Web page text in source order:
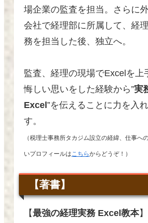
場企業の監査を担当。さらに
会社で経理部に所属して、経
務を担当した後、独立へ。
監査、経理の現場でExcelを上
悔しい思いをした経験から”実
Excel ”を伝えることに力を入
す。
（税理士事務所タカジム設立の経緯、仕事へ
いプロフィールはこちらからどうぞ！）
【著書】
【最強の経理実務 Excel教本】